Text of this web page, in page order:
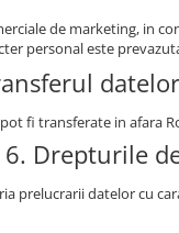
de marketing, in
personal este
fi transferate in afara
6. Drepturile
prelucrarii datelor cu